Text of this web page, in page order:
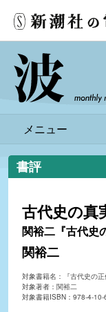
メニュー
書評
古代史の真
関裕二『古代史
関裕二
対象書籍名：『古代史の
対象著者：関裕二
対象書籍ISBN：978-4-